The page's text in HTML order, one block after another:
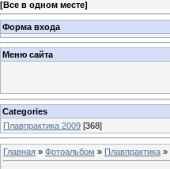
[Все в одном месте]
Форма входа
Меню сайта
Categories
Плавпрактика 2009 [368]
Главная » Фотоальбом » Плавпрактика »